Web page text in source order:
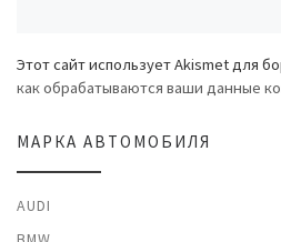
Этот сайт использует Akismet для
как обрабатываются ваши данные
МАРКА АВТОМОБИЛЯ
AUDI